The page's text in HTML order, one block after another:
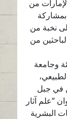
من
نخبة من
من
وجامعة
في جبل
“علم آثار
البشرية